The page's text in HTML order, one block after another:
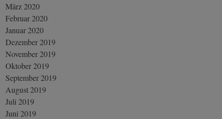
März 2020
Februar 2020
Januar 2020
Dezember 2019
November 2019
Oktober 2019
September 2019
August 2019
Juli 2019
Juni 2019